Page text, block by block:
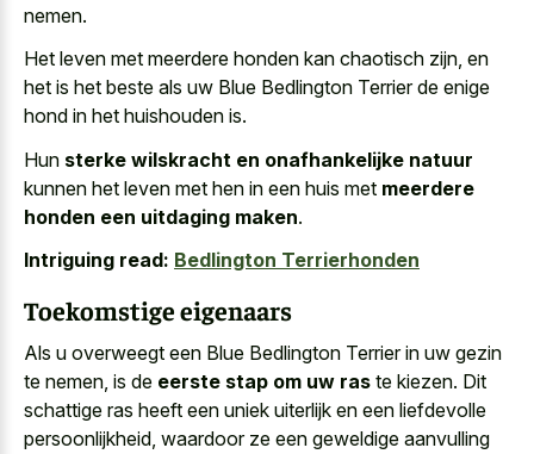
nemen.
Het leven met meerdere honden kan chaotisch zijn, en
het is het beste als uw Blue Bedlington Terrier de enige
hond in het huishouden is.
Hun sterke wilskracht en onafhankelijke natuur
kunnen het leven met hen in een huis met meerdere
honden een uitdaging maken.
Intriguing read: Bedlington Terrierhonden
Toekomstige eigenaars
Als u overweegt een Blue Bedlington Terrier in uw gezin
te nemen, is de eerste stap om uw ras te kiezen. Dit
schattige ras heeft een uniek uiterlijk en een liefdevolle
persoonlijkheid, waardoor ze een geweldige aanvulling